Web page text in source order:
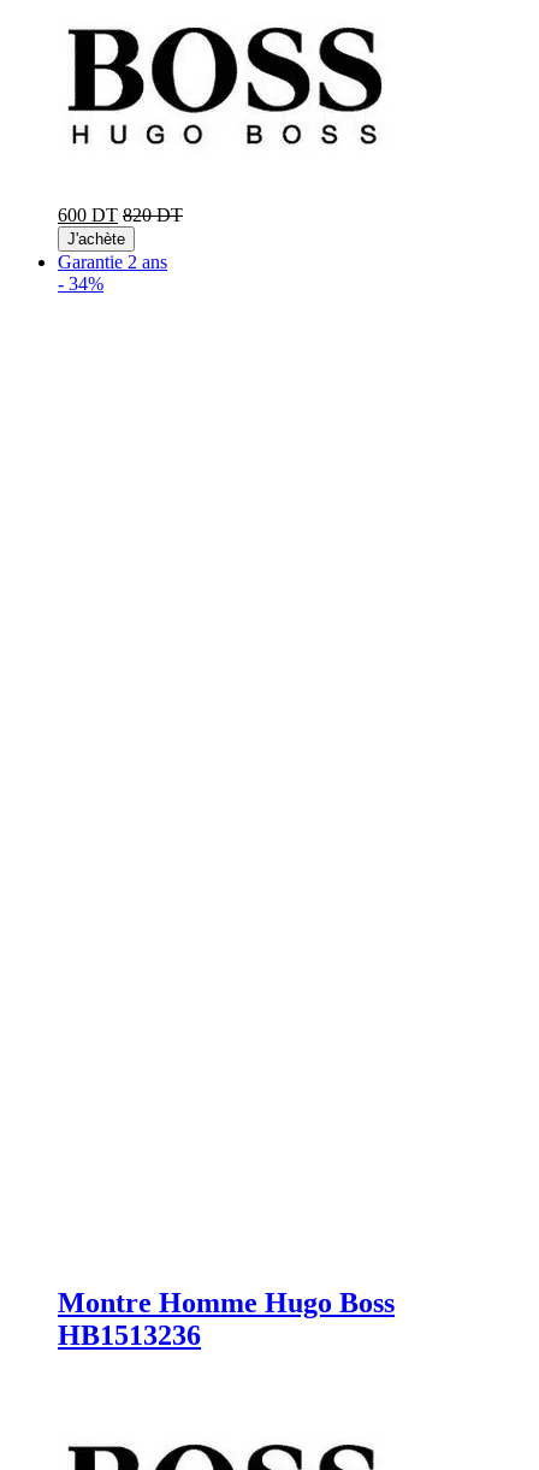
600 DT 820 DT
J'achète
Garantie 2 ans
- 34%
Montre Homme Hugo Boss
HB1513236